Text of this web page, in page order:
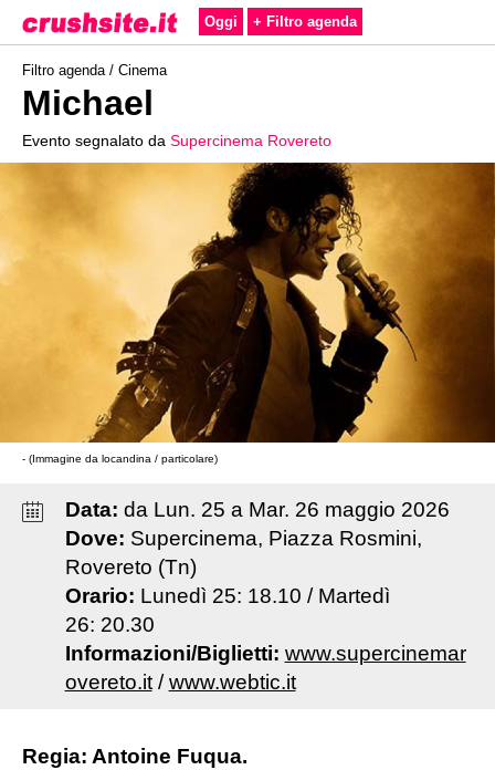
Oggi + Filtro agenda
Filtro agenda / Cinema
Michael
Evento segnalato da Supercinema Rovereto
- (Immagine da locandina / particolare)
Data: da Lun. 25 a Mar. 26 maggio 2026
Dove: Supercinema, Piazza Rosmini,
Rovereto (Tn)
Orario: Lunedì 25: 18.10 / Martedì
26: 20.30
Informazioni/Biglietti: www.supercinemar
overeto.it/www.webtic.it
Regia: Antoine Fuqua.